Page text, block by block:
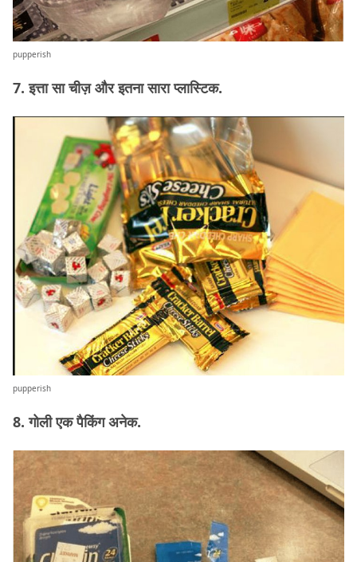
pupperish
7. इत्ता सा चीज़ और इतना सारा प्लास्टिक.
pupperish
8. गोली एक पैकिंग अनेक.